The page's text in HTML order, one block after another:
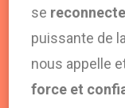
se
puissante de
nous appelle
force et